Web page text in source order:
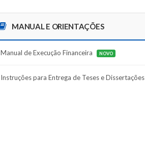
MANUAL E ORIENTAÇÕES
Manual de Execução Financeira NOVO
Instruções para Entrega de Teses e Dissertações